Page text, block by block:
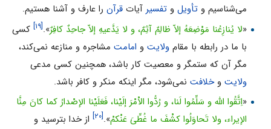
می‌‌شناسیم و تأویلو تفسیرآیات قرآنرا عارف و آشنا هستیم.
«لا یُنازِعُنا مَوْضِعَهُ إلاّ ظالِمٌ آثِمٌ، و لا یَدَّعیهِ إلاّ جاحِدٌ کافِرٌ».[۱۹]
کسى
با ما در رابطه با مقام ولایتو امامتمشاجره و منازعه نمی‌‌کند،
مگر آن که ستمگر و معصیت کار باشد، همچنین کسى مدعى
ولایتوخلافتنمی‌‌شود، مگر اینکه منکر و کافر باشد.
«اِتَّقُوا اللّه و سَلِّمُوا لَنا، و رُدُّوا الاْمْرَ إلَیْنا، فَعَلَیْنا الإصْدارُ کما کانَ مِنَّا
الإیراء، ولا تَحاوَلُوا کشْفَ ما غُطِّیَ عَنْکمْ».[۲۰]
از خدا بترسید و